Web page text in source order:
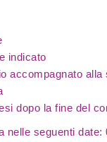
indicato
accompagnato alla
dopo la fine del
nelle seguenti